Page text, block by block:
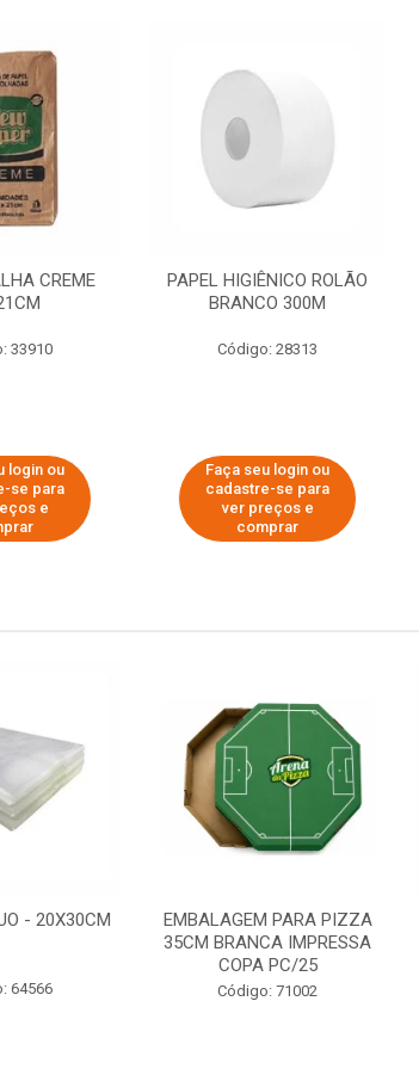
CREME
33910
login ou
se para
e
PAPEL HIGIÊNICO ROLÃO
BRANCO 300M
Código: 28313
Faça seu login ou
cadastre-se para
ver preços e
comprar
- 20X30CM
64566
EMBALAGEM PARA PIZZA
35CM BRANCA IMPRESSA
COPA PC/25
Código: 71002